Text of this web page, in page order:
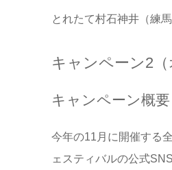
とれたて村石神井（練
キャンペーン2
キャンペーン概要
今年の11月に開催する
ェスティバルの公式